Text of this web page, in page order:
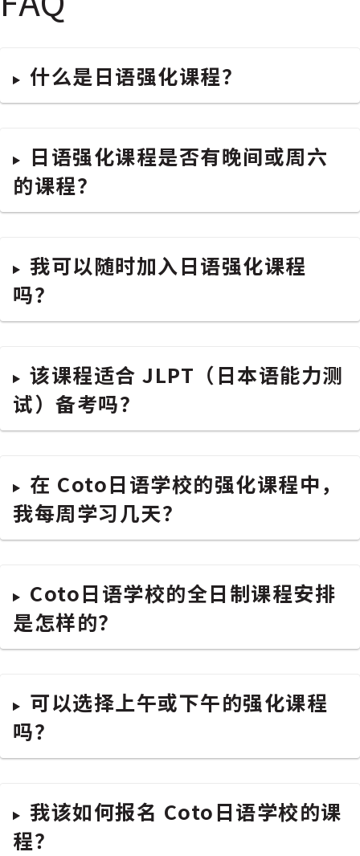
什么是日语强化课程？
日语强化课程是否有晚间或周六
的课程？
我可以随时加入日语强化课程
吗？
该课程适合 JLPT（日本语能力测
试）备考吗？
在 Coto日语学校的强化课程中，
我每周学习几天？
Coto日语学校的全日制课程安排
是怎样的？
可以选择上午或下午的强化课程
吗？
我该如何报名 Coto日语学校的课
程？